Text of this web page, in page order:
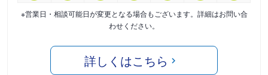
※営業日・相談可能日が変更となる場合もございます。詳細はお問い合
わせください。
詳しくはこちら